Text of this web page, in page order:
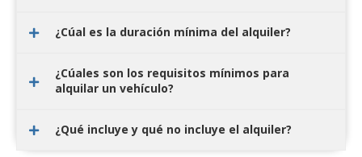
¿Cúal es la duración mínima del alquiler?
¿Cúales son los requisitos mínimos para
alquilar un vehículo?
¿Qué incluye y qué no incluye el alquiler?